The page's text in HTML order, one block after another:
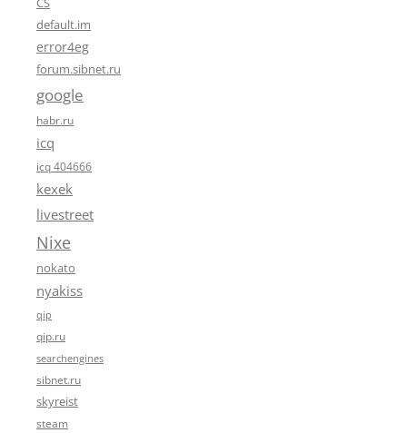
default.im
error4eg
forum.sibnet.ru
google
habr.ru
icq
icq 404666
kexek
livestreet
Nixe
nokato
nyakiss
qip
qip.ru
searchengines
sibnet.ru
skyreist
steam